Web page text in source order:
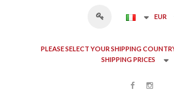
EUR
PLEASE SELECT YOUR SHIPPING
SHIPPING PRICES